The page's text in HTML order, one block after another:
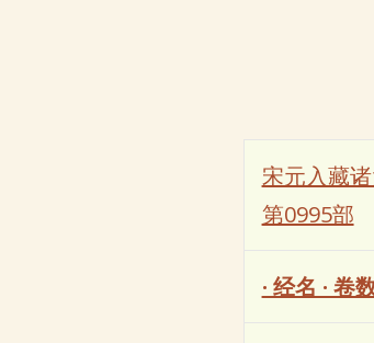
宋元入藏
第0995部
· 经名 · 卷